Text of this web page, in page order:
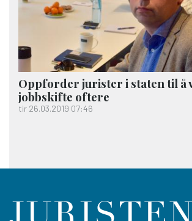
Oppforder jurister i staten til å
jobb­skifte oftere
tir 26.03.2019 07:46